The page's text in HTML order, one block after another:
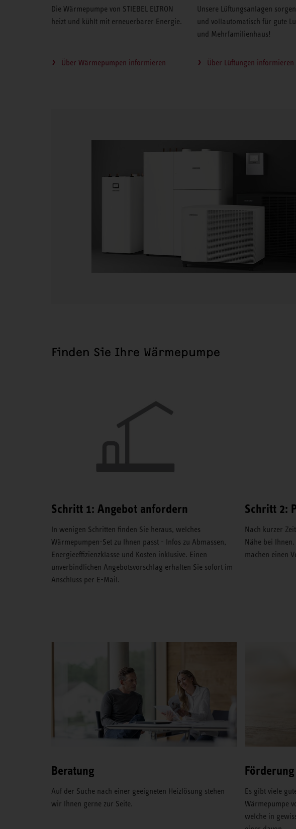
Die Wärmepumpe von STIEBEL ELTRON
heizt und kühlt mit erneuerbarer Energie.
Über Wärmepumpen informieren
Unsere Lüftungsanlagen
und vollautomatisch für gute
und Mehrfamilienhaus!
Über Lüftungen informieren
Finden Sie Ihre Wärmepumpe
Schritt 1: Angebot anfordern
In wenigen Schritten finden Sie heraus, welches
Wärmepumpen-Set zu Ihnen passt - Infos zu Abmassen,
Energieeffizienzklasse und Kosten inklusive. Einen
unverbindlichen Angebotsvorschlag erhalten Sie sofort im
Anschluss per E-Mail.
Schritt 2:
Nach kurzer
Nähe bei
machen einen
Beratung
Auf der Suche nach einer geeigneten Heizlösung stehen
wir Ihnen gerne zur Seite.
Förderung
Es gibt viele
Wärmepumpe
welche in